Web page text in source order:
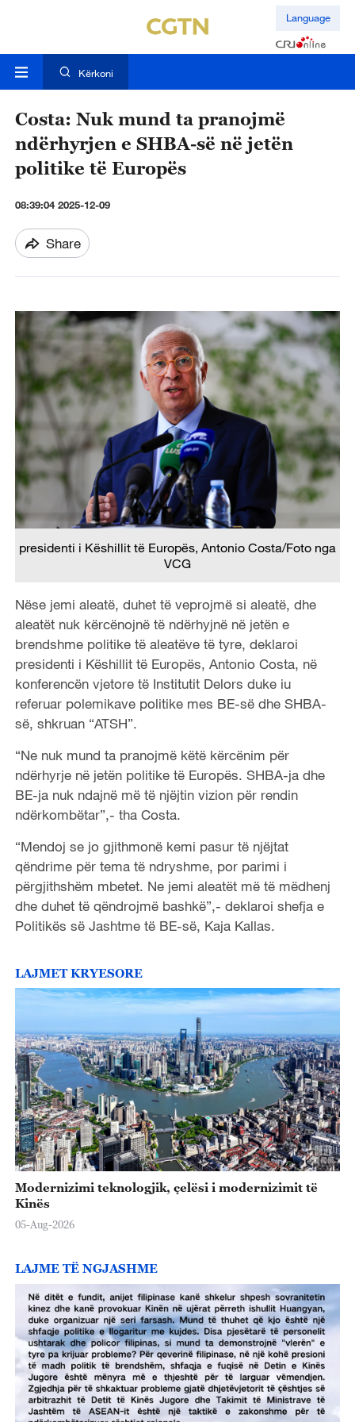
Language
Kërkoni
Costa: Nuk mund ta pranojmë
ndërhyrjen e SHBA-së në jetën
politike të Europës
08:39:04 2025-12-09
Share
presidenti i Këshillit të Europës, Antonio Costa/Foto nga
VCG
Nëse jemi aleatë, duhet të veprojmë si aleatë, dhe
aleatët nuk kërcënojnë të ndërhyjnë në jetën e
brendshme politike të aleatëve të tyre, deklaroi
presidenti i Këshillit të Europës, Antonio Costa, në
konferencën vjetore të Institutit Delors duke iu
referuar polemikave politike mes BE-së dhe SHBA-
së, shkruan “ATSH”.
“Ne nuk mund ta pranojmë këtë kërcënim për
ndërhyrje në jetën politike të Europës. SHBA-ja dhe
BE-ja nuk ndajnë më të njëjtin vizion për rendin
ndërkombëtar”,- tha Costa.
“Mendoj se jo gjithmonë kemi pasur të njëjtat
qëndrime për tema të ndryshme, por parimi i
përgjithshëm mbetet. Ne jemi aleatët më të mëdhenj
dhe duhet të qëndrojmë bashkë”,- deklaroi shefja e
Politikës së Jashtme të BE-së, Kaja Kallas.
LAJMET KRYESORE
Modernizimi teknologjik, çelësi i modernizimit të
Kinës
05-Aug-2026
LAJME TË NGJASHME